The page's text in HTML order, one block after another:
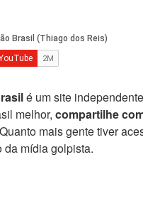
é um site
melhor, compartilhe
mais gente tiver
da mídia golpista.